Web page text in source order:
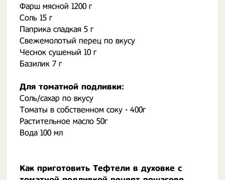
Фарш мясной 1200 г
Соль 15 г
Паприка сладкая 5 г
Свежемолотый перец по вкусу
Чеснок сушеный 10 г
Базилик 7 г
Для томатной подливки:
Соль/сахар по вкусу
Томаты в собственном соку - 400г
Растительное масло 50г
Вода 100 мл
Как приготовить Тефтели в духовке с